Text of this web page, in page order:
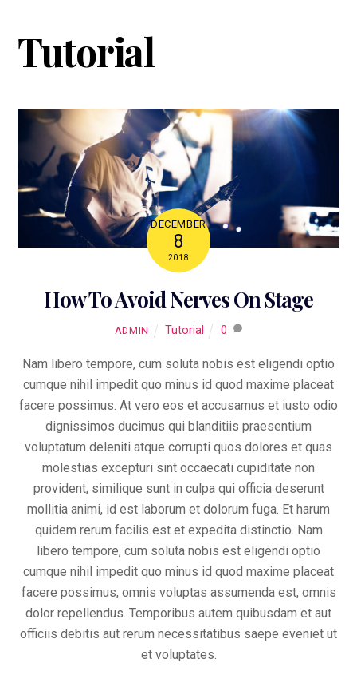
contentTutorial
DECEMBER
8
2018
How To Avoid Nerves On Stage
ADMIN Tutorial 0
Nam libero tempore, cum soluta nobis est eligendi optio
cumque nihil impedit quo minus id quod maxime placeat
facere possimus. At vero eos et accusamus et iusto odio
dignissimos ducimus qui blanditiis praesentium
voluptatum deleniti atque corrupti quos dolores et quas
molestias excepturi sint occaecati cupiditate non
provident, similique sunt in culpa qui officia deserunt
mollitia animi, id est laborum et dolorum fuga. Et harum
quidem rerum facilis est et expedita distinctio. Nam
libero tempore, cum soluta nobis est eligendi optio
cumque nihil impedit quo minus id quod maxime placeat
facere possimus, omnis voluptas assumenda est, omnis
dolor repellendus. Temporibus autem quibusdam et aut
officiis debitis aut rerum necessitatibus saepe eveniet ut
et voluptates.